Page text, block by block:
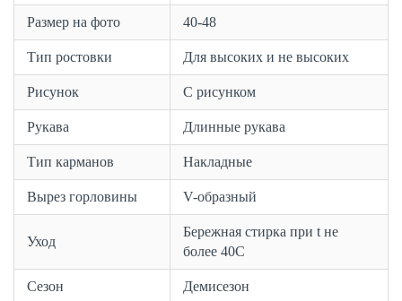
Размер на фото 40-48
Тип ростовки Для высоких и не высоких
Рисунок С рисунком
Рукава Длинные рукава
Тип карманов Накладные
Вырез горловины V-образный
Уход
Бережная стирка при t не
более 40С
Сезон Демисезон